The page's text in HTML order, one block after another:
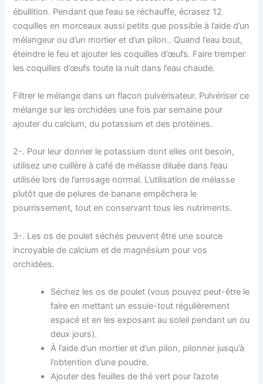
ébullition. Pendant que l’eau se réchauffe, écrasez 12
coquilles en morceaux aussi petits que possible à l’aide d’un
mélangeur ou d’un mortier et d’un pilon.. Quand l’eau bout,
éteindre le feu et ajouter les coquilles d’œufs. Faire tremper
les coquilles d’œufs toute la nuit dans l’eau chaude.
Filtrer le mélange dans un flacon pulvérisateur. Pulvériser ce
mélange sur les orchidées une fois par semaine pour
ajouter du calcium, du potassium et des protéines.
2-. Pour leur donner le potassium dont elles ont besoin,
utilisez une cuillère à café de mélasse diluée dans l’eau
utilisée lors de l’arrosage normal. L’utilisation de mélasse
plutôt que de pelures de banane empêchera le
pourrissement, tout en conservant tous les nutriments.
3-. Les os de poulet séchés peuvent être une source
incroyable de calcium et de magnésium pour vos
orchidées.
Séchez les os de poulet (vous pouvez peut-être le
faire en mettant un essuie-tout régulièrement
espacé et en les exposant au soleil pendant un ou
deux jours).
À l’aide d’un mortier et d’un pilon, pilonner jusqu’à
l’obtention d’une poudre.
Ajouter des feuilles de thé vert pour l’azote